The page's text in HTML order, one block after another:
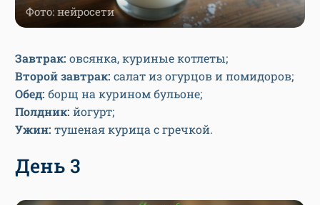
Фото: нейросети
Завтрак: овсянка, куриные котлеты;
Второй завтрак: салат из огурцов и помидоров;
Обед: борщ на курином бульоне;
Полдник: йогурт;
Ужин: тушеная курица с гречкой.
День 3